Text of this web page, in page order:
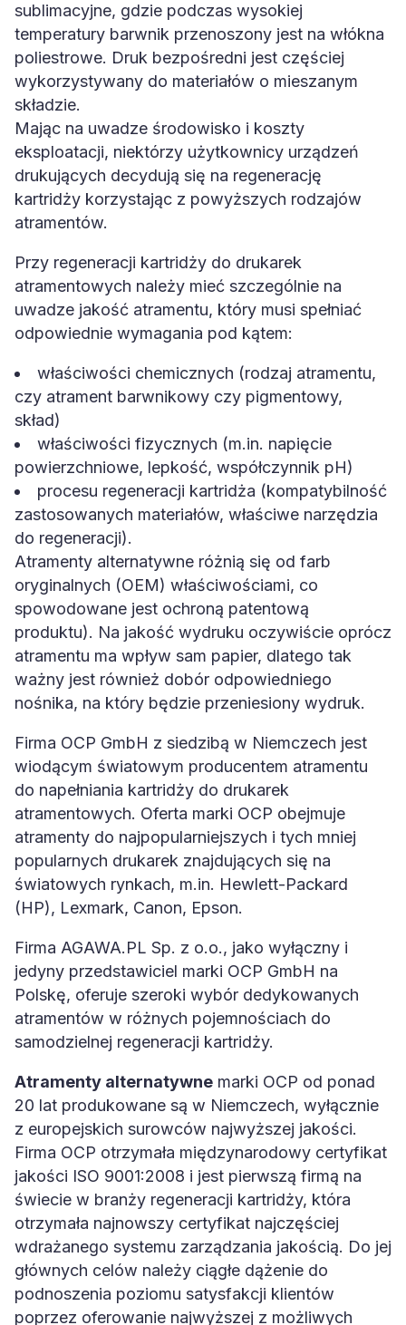
sublimacyjne, gdzie podczas wysokiej
temperatury barwnik przenoszony jest na włókna
poliestrowe. Druk bezpośredni jest częściej
wykorzystywany do materiałów o mieszanym
składzie.
Mając na uwadze środowisko i koszty
eksploatacji, niektórzy użytkownicy urządzeń
drukujących decydują się na regenerację
kartridży korzystając z powyższych rodzajów
atramentów.
Przy regeneracji kartridży do drukarek
atramentowych należy mieć szczególnie na
uwadze jakość atramentu, który musi spełniać
odpowiednie wymagania pod kątem:
właściwości chemicznych (rodzaj atramentu,
czy atrament barwnikowy czy pigmentowy,
skład)
właściwości fizycznych (m.in. napięcie
powierzchniowe, lepkość, współczynnik pH)
procesu regeneracji kartridża (kompatybilność
zastosowanych materiałów, właściwe narzędzia
do regeneracji).
Atramenty alternatywne różnią się od farb
oryginalnych (OEM) właściwościami, co
spowodowane jest ochroną patentową
produktu). Na jakość wydruku oczywiście oprócz
atramentu ma wpływ sam papier, dlatego tak
ważny jest również dobór odpowiedniego
nośnika, na który będzie przeniesiony wydruk.
Firma OCP GmbH z siedzibą w Niemczech jest
wiodącym światowym producentem atramentu
do napełniania kartridży do drukarek
atramentowych. Oferta marki OCP obejmuje
atramenty do najpopularniejszych i tych mniej
popularnych drukarek znajdujących się na
światowych rynkach, m.in. Hewlett-Packard
(HP), Lexmark, Canon, Epson.
Firma AGAWA.PL Sp. z o.o., jako wyłączny i
jedyny przedstawiciel marki OCP GmbH na
Polskę, oferuje szeroki wybór dedykowanych
atramentów w różnych pojemnościach do
samodzielnej regeneracji kartridży.
Atramenty alternatywne marki OCP od ponad
20 lat produkowane są w Niemczech, wyłącznie
z europejskich surowców najwyższej jakości.
Firma OCP otrzymała międzynarodowy certyfikat
jakości ISO 9001:2008 i jest pierwszą firmą na
świecie w branży regeneracji kartridży, która
otrzymała najnowszy certyfikat najczęściej
wdrażanego systemu zarządzania jakością. Do jej
głównych celów należy ciągłe dążenie do
podnoszenia poziomu satysfakcji klientów
poprzez oferowanie najwyższej z możliwych